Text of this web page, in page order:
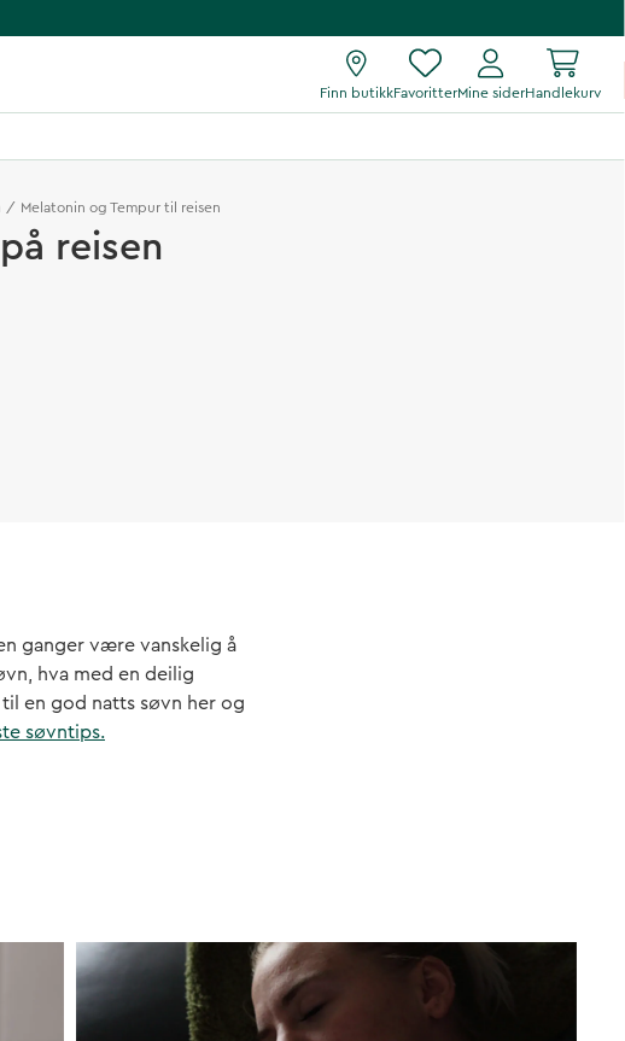
Finn butikkFavoritterMine siderHandlekurv
Melatonin og Tempur til reisen
reisen
ganger være vanskelig å
hva med en deilig
en god natts søvn her og
søvntips.